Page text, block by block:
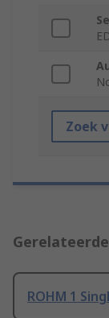
Zoek
ROHM 1